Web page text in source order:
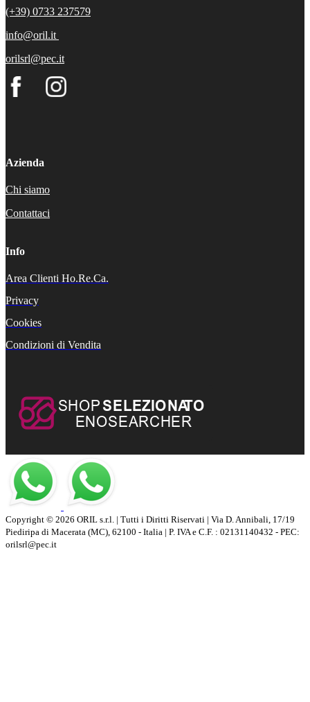
(+39) 0733 237579
info@oril.it
orilsrl@pec.it
Azienda
Chi siamo
Contattaci
Info
Area Clienti Ho.Re.Ca.
Privacy
Cookies
Condizioni di Vendita
Copyright © 2026 ORIL s.r.l. | Tutti i Diritti Riservati | Via D. Annibali, 17/19
Piediripa di Macerata (MC), 62100 - Italia | P. IVA e C.F. : 02131140432 - PEC:
orilsrl@pec.it